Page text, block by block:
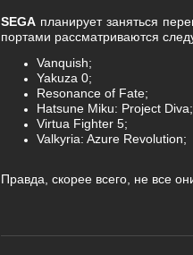
SEGA планирует заняться
портами рассматриваются
Vanquish;
Yakuza 0;
Resonance of Fate;
Hatsune Miku: Project Diva;
Virtua Fighter 5;
Valkyria: Azure Revolution;
Правда, скорее всего, не все